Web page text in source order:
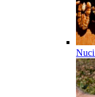
Nuci